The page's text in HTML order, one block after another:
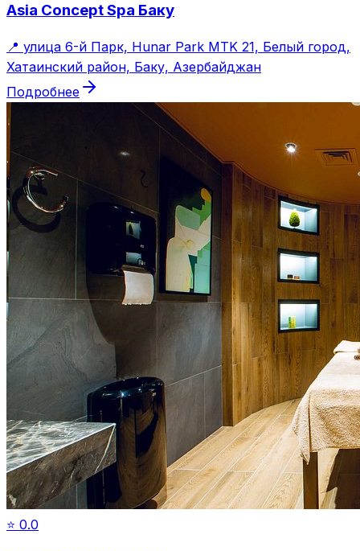
Asia Concept Spa Баку
📍 улица 6-й Парк, Hunar Park MTK 21, Белый город,
Хатаинский район, Баку, Азербайджан
Подробнее
⭐ 0.0